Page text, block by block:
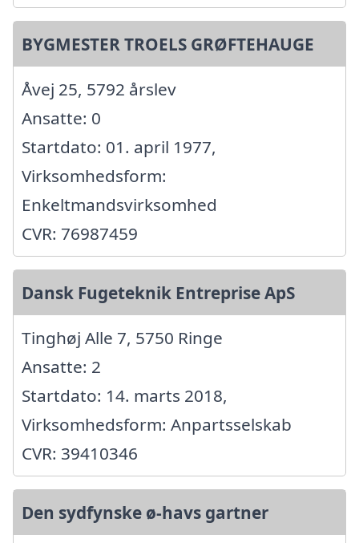
BYGMESTER TROELS GRØFTEHAUGE
Åvej 25, 5792 årslev
Ansatte: 0
Startdato: 01. april 1977,
Virksomhedsform:
Enkeltmandsvirksomhed
CVR: 76987459
Dansk Fugeteknik Entreprise ApS
Tinghøj Alle 7, 5750 Ringe
Ansatte: 2
Startdato: 14. marts 2018,
Virksomhedsform: Anpartsselskab
CVR: 39410346
Den sydfynske ø-havs gartner